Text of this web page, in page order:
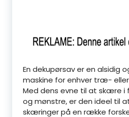
En dekupørsav er en alsidig
maskine for enhver træ-
Med dens evne til at skære i
og mønstre, er den ideel til
skæringer på en række